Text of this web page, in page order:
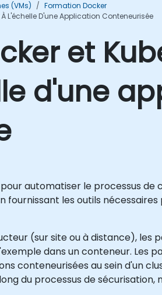
(VMs)
Formation Docker
L'échelle D'une Application Conteneurisée
et
d'une
automatiser le processus
fournissant les outils
(sur site ou à distance),
dans un conteneur.
conteneurisées au sein d'un
du processus de